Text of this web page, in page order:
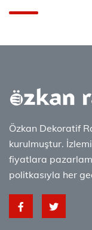
Özkan Dekoratif
kurulmuştur.
fiyatlara
politkasıyla her